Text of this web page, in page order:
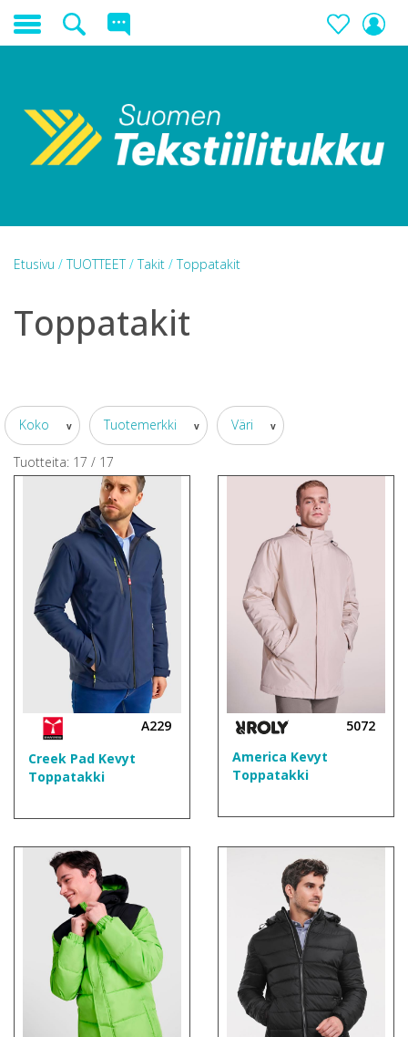
Etusivu /TUOTTEET/Takit /Toppatakit
Toppatakit
Koko v Tuotemerkki v Väri v
Tuotteita: 17 / 17
A229
Creek Pad Kevyt
Toppatakki
5072
America Kevyt
Toppatakki